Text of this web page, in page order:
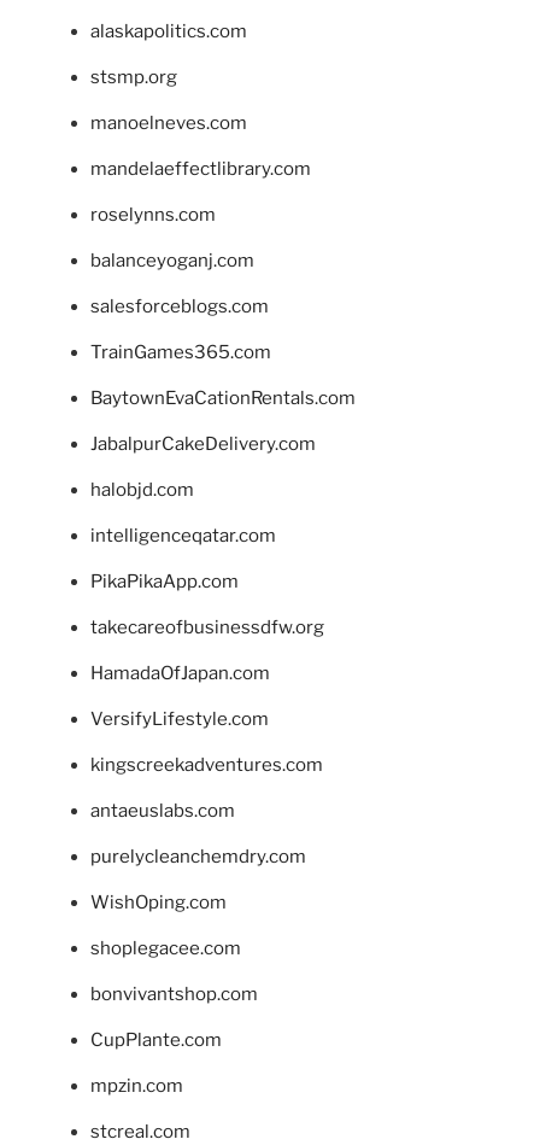
alaskapolitics.com
stsmp.org
manoelneves.com
mandelaeffectlibrary.com
roselynns.com
balanceyoganj.com
salesforceblogs.com
TrainGames365.com
BaytownEvaCationRentals.com
JabalpurCakeDelivery.com
halobjd.com
intelligenceqatar.com
PikaPikaApp.com
takecareofbusinessdfw.org
HamadaOfJapan.com
VersifyLifestyle.com
kingscreekadventures.com
antaeuslabs.com
purelycleanchemdry.com
WishOping.com
shoplegacee.com
bonvivantshop.com
CupPlante.com
mpzin.com
stcreal.com